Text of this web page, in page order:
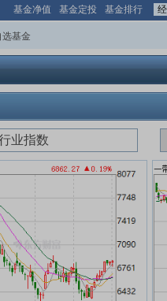
基金净值 基金定投 基金排行
选基金
业指数